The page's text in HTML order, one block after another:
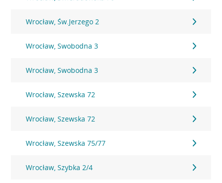
Wrocław, Św.Jerzego 2
Wrocław, Swobodna 3
Wrocław, Swobodna 3
Wrocław, Szewska 72
Wrocław, Szewska 72
Wrocław, Szewska 75/77
Wrocław, Szybka 2/4